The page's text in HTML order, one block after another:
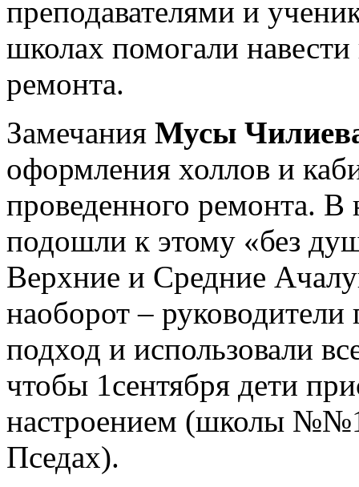
преподавателями и
школах помогали
ремонта.
Замечания Мусы
оформления холлов и
проведенного ремонта. В
подошли к этому «без
Верхние и Средние
наоборот –
подход и использовали
чтобы 1сентября дети
настроением (школы
Пседах).